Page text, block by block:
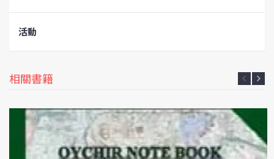
活動
相關書籍